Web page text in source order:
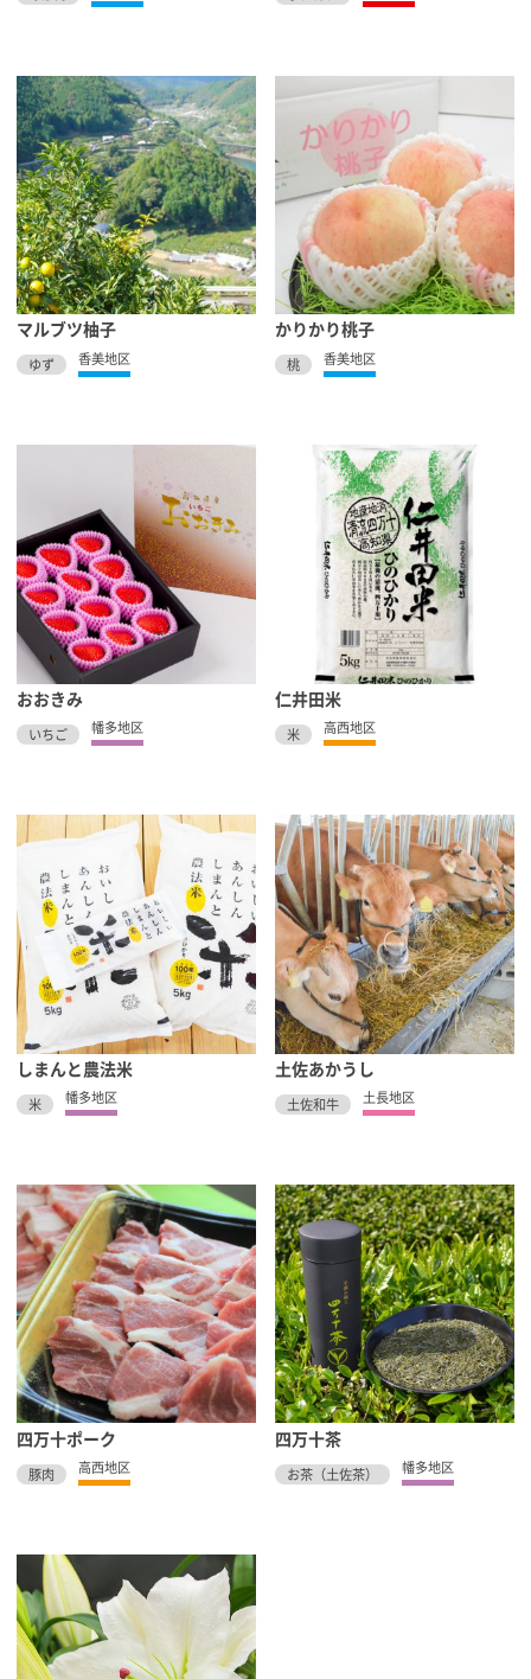
マルブツ柚子
ゆず
香美地区
かりかり桃子
桃
香美地区
おおきみ
いちご
幡多地区
仁井田米
米
高西地区
しまんと農法米
米
幡多地区
土佐あかうし
土佐和牛
土長地区
四万十ポーク
豚肉
高西地区
四万十茶
お茶（土佐茶）
幡多地区